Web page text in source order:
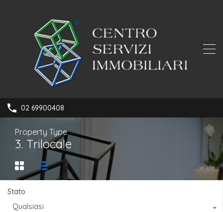
02 69900408
Property Type
3. Trilocale
Stato
Qualsiasi